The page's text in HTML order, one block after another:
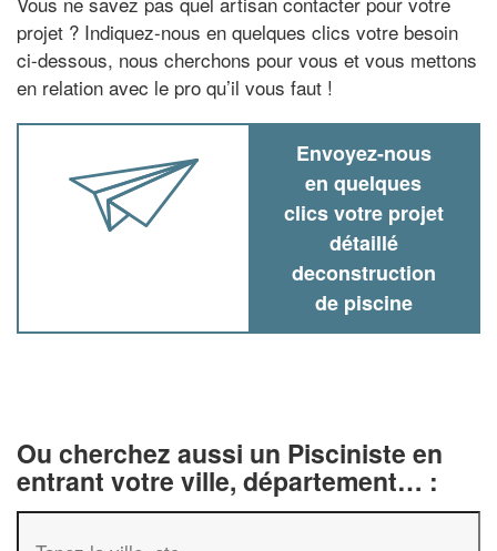
projet ? Indiquez-nous en quelques clics votre besoin
ci-dessous, nous cherchons pour vous et vous mettons
en relation avec le pro qu’il vous faut !
Envoyez-nous
en quelques
clics votre projet
détaillé
deconstruction
de piscine
Ou cherchez aussi un Pisciniste en
entrant votre ville, département… :